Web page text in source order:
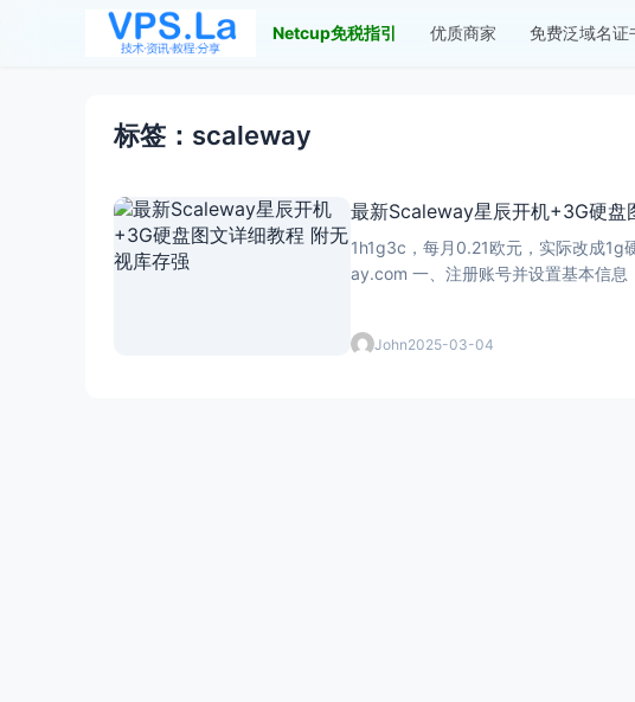
Netcup免税指引 优质商家 免费泛域名证
标签：scaleway
最新Scaleway星辰开机+3G硬盘
1h1g3c，每月0.21欧元，实际改成
John2025-03-04